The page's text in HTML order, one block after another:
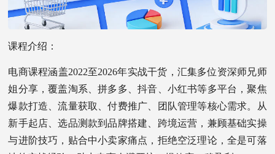
课程介绍：
电商课程涵盖2022至2026年实战干货，汇集多位资深师兄师
姐分享，覆盖淘系、拼多多、抖音、小红书等多平台，聚焦
爆款打造、流量获取、付费推广、团队管理等核心需求。从
新手起店、选品测款到品牌搭建、跨境运营，兼顾基础实操
与进阶技巧，贴合中小卖家痛点，拒绝空泛理论，全是可落